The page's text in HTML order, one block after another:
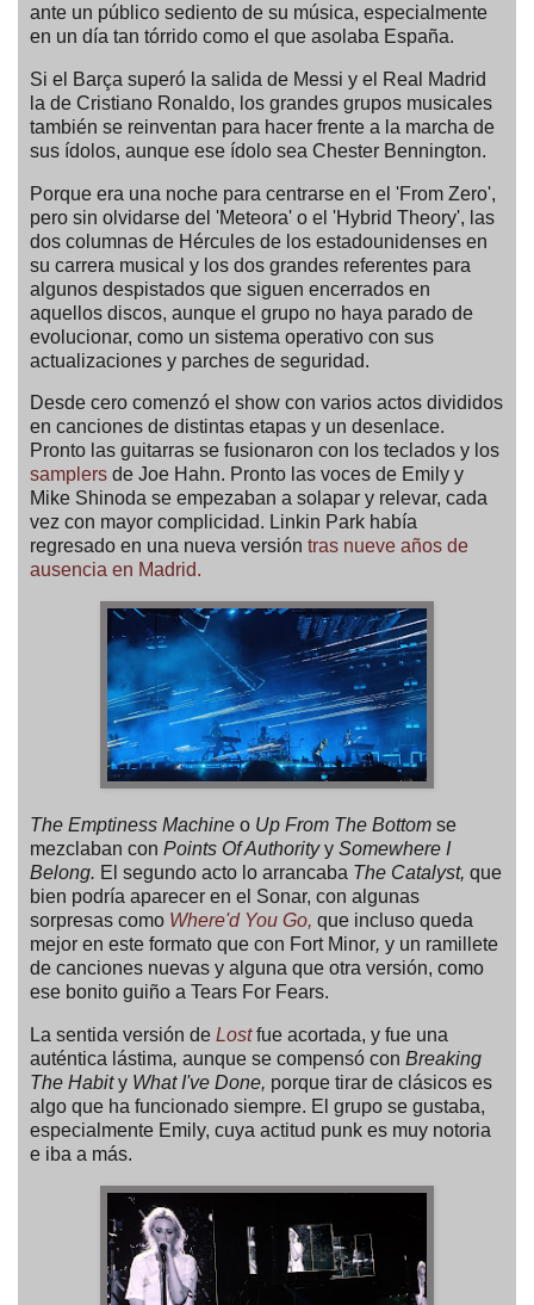
ante un público sediento de su música, especialmente
en un día tan tórrido como el que asolaba España.
Si el Barça superó la salida de Messi y el Real Madrid
la de Cristiano Ronaldo, los grandes grupos musicales
también se reinventan para hacer frente a la marcha de
sus ídolos, aunque ese ídolo sea Chester Bennington.
Porque era una noche para centrarse en el 'From Zero',
pero sin olvidarse del 'Meteora' o el 'Hybrid Theory', las
dos columnas de Hércules de los estadounidenses en
su carrera musical y los dos grandes referentes para
algunos despistados que siguen encerrados en
aquellos discos, aunque el grupo no haya parado de
evolucionar, como un sistema operativo con sus
actualizaciones y parches de seguridad.
Desde cero comenzó el show con varios actos divididos
en canciones de distintas etapas y un desenlace.
Pronto las guitarras se fusionaron con los teclados y los
samplers de Joe Hahn. Pronto las voces de Emily y
Mike Shinoda se empezaban a solapar y relevar, cada
vez con mayor complicidad. Linkin Park había
regresado en una nueva versión tras nueve años de
ausencia en Madrid.
The Emptiness Machine o Up From The Bottom se
mezclaban con Points Of Authorityy Somewhere I
Belong. El segundo acto lo arrancaba The Catalyst, que
bien podría aparecer en el Sonar, con algunas
sorpresas como Where'd You Go, que incluso queda
mejor en este formato que con Fort Minor, y un ramillete
de canciones nuevas y alguna que otra versión, como
ese bonito guiño a Tears For Fears.
La sentida versión de Lost fue acortada, y fue una
auténtica lástima, aunque se compensó con Breaking
The Habity What I've Done, porque tirar de clásicos es
algo que ha funcionado siempre. El grupo se gustaba,
especialmente Emily, cuya actitud punk es muy notoria
e iba a más.